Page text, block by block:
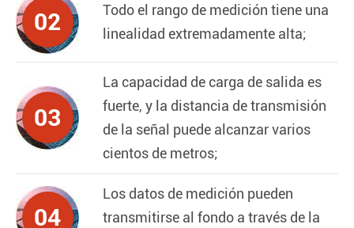
02
Todo el rango de medición tiene una
linealidad extremadamente alta;
03
La capacidad de carga de salida es
fuerte, y la distancia de transmisión
de la señal puede alcanzar varios
cientos de metros;
04
Los datos de medición pueden
transmitirse al fondo a través de la